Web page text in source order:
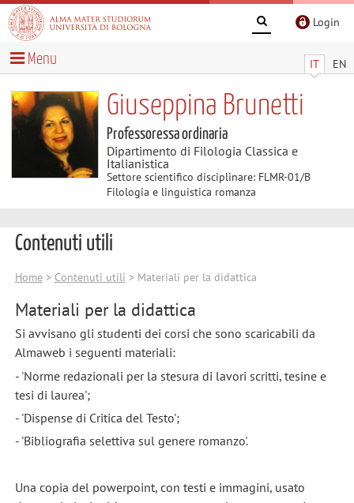
Login
IT EN
Menu
Giuseppina Brunetti
Professoressa ordinaria
Dipartimento di Filologia Classica e
Italianistica
Settore scientifico disciplinare: FLMR-01/B
Filologia e linguistica romanza
Contenuti utili
Home> Contenuti utili > Materiali per la didattica
Materiali per la didattica
Si avvisano gli studenti dei corsi che sono scaricabili da
Almaweb i seguenti materiali:
- 'Norme redazionali per la stesura di lavori scritti, tesine e
tesi di laurea';
- 'Dispense di Critica del Testo';
- 'Bibliografia selettiva sul genere romanzo'.
Una copia del powerpoint, con testi e immagini, usato